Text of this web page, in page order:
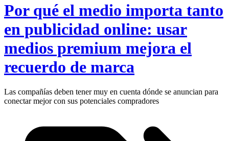
Por qué el medio importa tanto
en publicidad online: usar
medios premium mejora el
recuerdo de marca
Las compañías deben tener muy en cuenta dónde se anuncian para
conectar mejor con sus potenciales compradores